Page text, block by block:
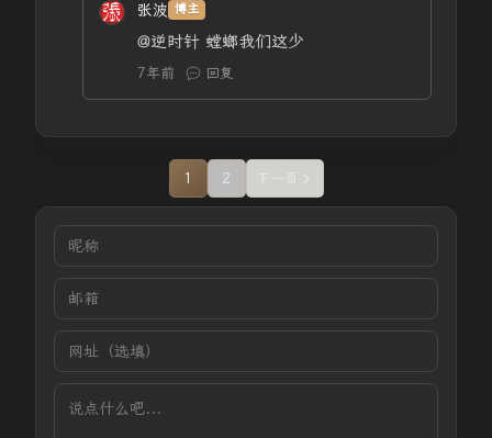
张波 博主
@逆时针 螳螂我们这少
7年前 回复
1 2 下一页